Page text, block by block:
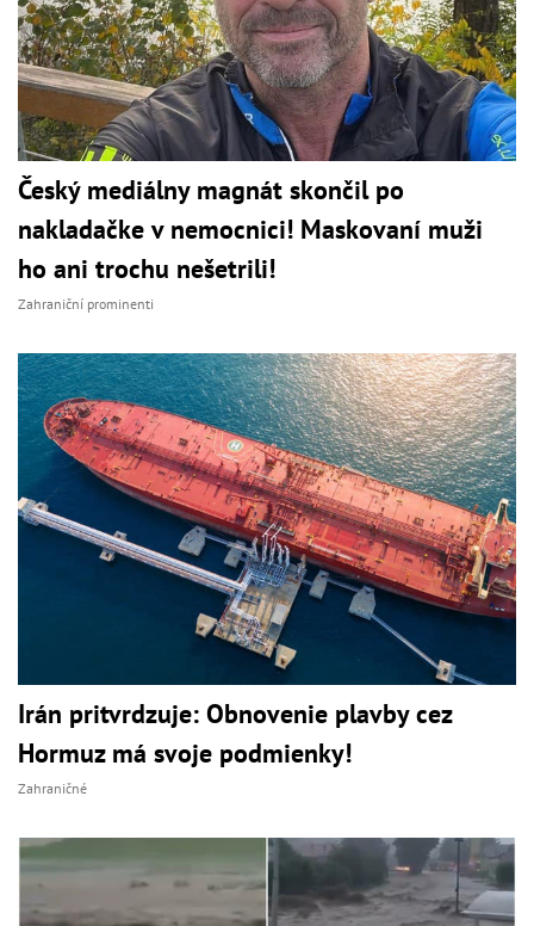
Český mediálny magnát skončil po
nakladačke v nemocnici! Maskovaní muži
ho ani trochu nešetrili!
Zahraniční prominenti
Irán pritvrdzuje: Obnovenie plavby cez
Hormuz má svoje podmienky!
Zahraničné